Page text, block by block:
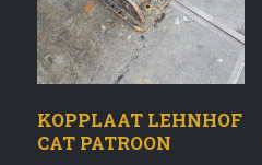
KOPPLAAT LEHNHOF
CAT PATROON